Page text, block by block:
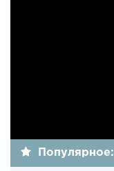
Популярное: